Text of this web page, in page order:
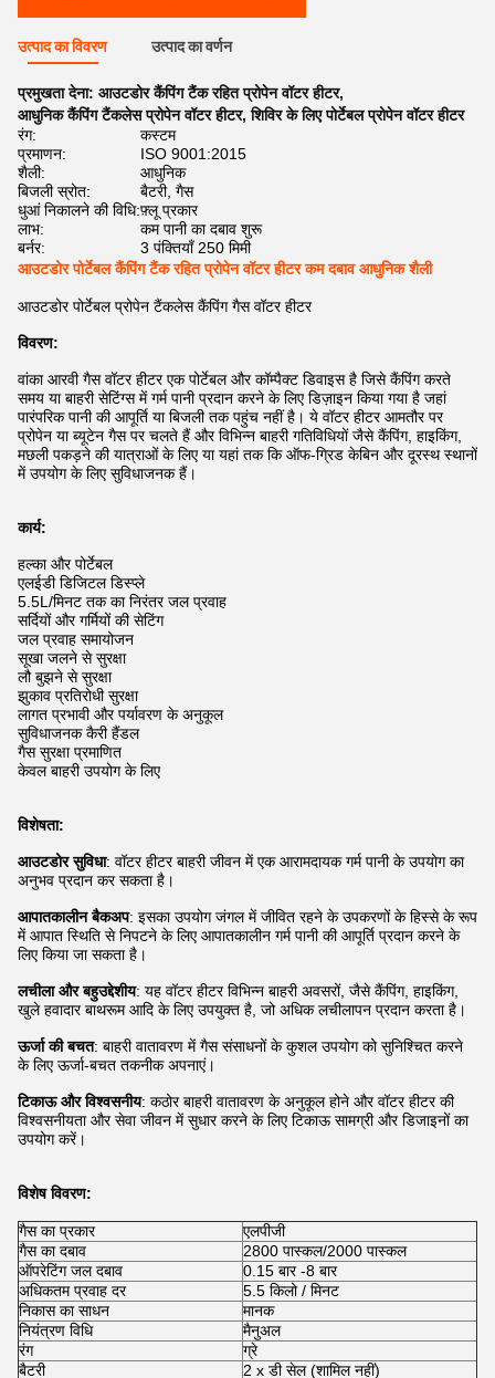
उत्पाद का विवरण उत्पाद का वर्णन
प्रमुखता देना: आउटडोर कैंपिंग टैंक रहित प्रोपेन वॉटर हीटर,
आधुनिक कैंपिंग टैंकलेस प्रोपेन वॉटर हीटर,शिविर के लिए पोर्टेबल प्रोपेन वॉटर हीटर
रंग:
कस्टम
प्रमाणन:
ISO 9001:2015
शैली:
आधुनिक
बिजली स्रोत:
बैटरी, गैस
धुआं निकालने की विधि:फ़्लू प्रकार
लाभ:
कम पानी का दबाव शुरू
बर्नर:
3 पंक्तियाँ 250 मिमी
आउटडोर पोर्टेबल कैंपिंग टैंक रहित प्रोपेन वॉटर हीटर कम दबाव आधुनिक शैली
आउटडोर पोर्टेबल प्रोपेन टैंकलेस कैंपिंग गैस वॉटर हीटर
विवरण:
वांका आरवी गैस वॉटर हीटर एक पोर्टेबल और कॉम्पैक्ट डिवाइस है जिसे कैंपिंग करते
समय या बाहरी सेटिंग्स में गर्म पानी प्रदान करने के लिए डिज़ाइन किया गया है जहां
पारंपरिक पानी की आपूर्ति या बिजली तक पहुंच नहीं है। ये वॉटर हीटर आमतौर पर
प्रोपेन या ब्यूटेन गैस पर चलते हैं और विभिन्न बाहरी गतिविधियों जैसे कैंपिंग, हाइकिंग,
मछली पकड़ने की यात्राओं के लिए या यहां तक कि ऑफ-ग्रिड केबिन और दूरस्थ स्थानों
में उपयोग के लिए सुविधाजनक हैं।
कार्य:
हल्का और पोर्टेबल
एलईडी डिजिटल डिस्प्ले
5.5L/मिनट तक का निरंतर जल प्रवाह
सर्दियों और गर्मियों की सेटिंग
जल प्रवाह समायोजन
सूखा जलने से सुरक्षा
लौ बुझने से सुरक्षा
झुकाव प्रतिरोधी सुरक्षा
लागत प्रभावी और पर्यावरण के अनुकूल
सुविधाजनक कैरी हैंडल
गैस सुरक्षा प्रमाणित
केवल बाहरी उपयोग के लिए
विशेषता:
आउटडोर सुविधा: वॉटर हीटर बाहरी जीवन में एक आरामदायक गर्म पानी के उपयोग का
अनुभव प्रदान कर सकता है।
आपातकालीन बैकअप: इसका उपयोग जंगल में जीवित रहने के उपकरणों के हिस्से के रूप
में आपात स्थिति से निपटने के लिए आपातकालीन गर्म पानी की आपूर्ति प्रदान करने के
लिए किया जा सकता है।
लचीला और बहुउद्देशीय: यह वॉटर हीटर विभिन्न बाहरी अवसरों, जैसे कैंपिंग, हाइकिंग,
खुले हवादार बाथरूम आदि के लिए उपयुक्त है, जो अधिक लचीलापन प्रदान करता है।
ऊर्जा की बचत: बाहरी वातावरण में गैस संसाधनों के कुशल उपयोग को सुनिश्चित करने
के लिए ऊर्जा-बचत तकनीक अपनाएं।
टिकाऊ और विश्वसनीय: कठोर बाहरी वातावरण के अनुकूल होने और वॉटर हीटर की
विश्वसनीयता और सेवा जीवन में सुधार करने के लिए टिकाऊ सामग्री और डिजाइनों का
उपयोग करें।
विशेष विवरण:
गैस का प्रकार
एलपीजी
गैस का दबाव
2800 पास्कल/2000 पास्कल
ऑपरेटिंग जल दबाव
0.15 बार -8 बार
अधिकतम प्रवाह दर
5.5 किलो / मिनट
निकास का साधन
मानक
नियंत्रण विधि
मैनुअल
रंग
ग्रे
बैटरी
2 x डी सेल (शामिल नहीं)